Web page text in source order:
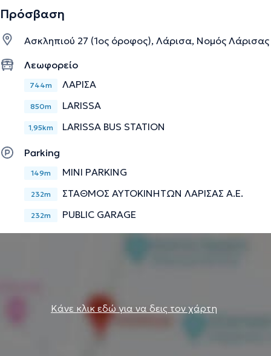
Πρόσβαση
Ασκληπιού 27 (1ος όροφος), Λάρισα, Νομός Λάρισας
Λεωφορείο
744m ΛΑΡΙΣΑ
850m LARISSA
1,95km LARISSA BUS STATION
Parking
149m MINI PARKING
232m ΣΤΑΘΜΟΣ ΑΥΤΟΚΙΝΗΤΩΝ ΛΑΡΙΣΑΣ Α.Ε.
232m PUBLIC GARAGE
Κάνε κλικ εδώ για να δεις τον χάρτη